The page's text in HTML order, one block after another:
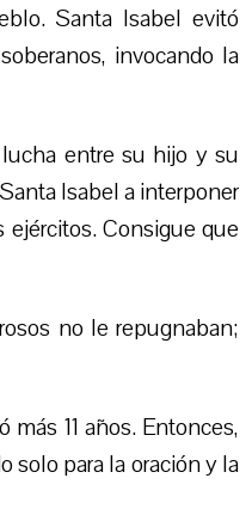
. Santa Isabel evitó
invocando la
entre su hijo y su
Isabel a interponer
ejércitos. Consigue que
no le repugnaban;
11 años. Entonces,
solo para la oración y la